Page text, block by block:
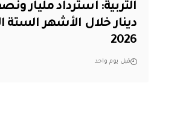
التربية: استرداد مليار
دينار خلال الأشهر الستة
2026
قبل يوم واحد